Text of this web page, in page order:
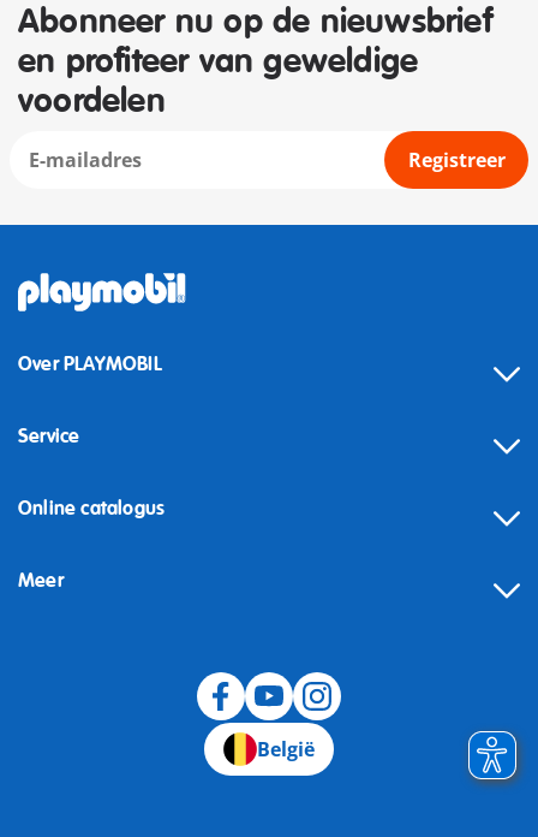
Abonneer nu op de nieuwsbrief
en profiteer van geweldige
voordelen
Registreer
Over PLAYMOBIL
Service
Online catalogus
Meer
België